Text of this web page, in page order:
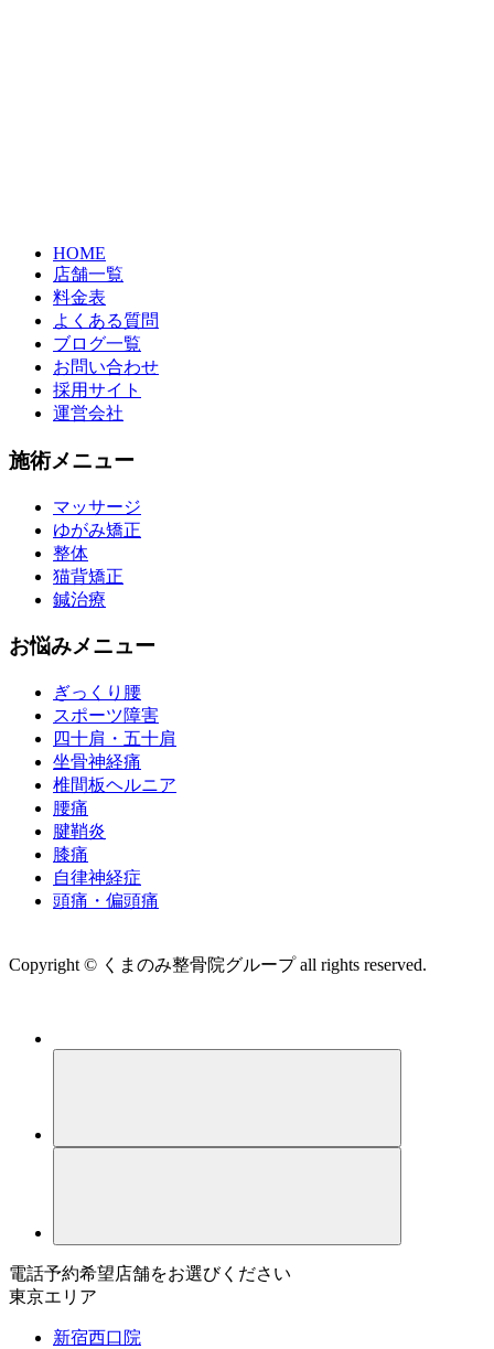
HOME
店舗一覧
料金表
よくある質問
ブログ一覧
お問い合わせ
採用サイト
運営会社
施術メニュー
マッサージ
ゆがみ矯正
整体
猫背矯正
鍼治療
お悩みメニュー
ぎっくり腰
スポーツ障害
四十肩・五十肩
坐骨神経痛
椎間板ヘルニア
腰痛
腱鞘炎
膝痛
自律神経症
頭痛・偏頭痛
Copyright © くまのみ整骨院グループ all rights reserved.
電話予約希望店舗をお選びください
東京エリア
新宿西口院